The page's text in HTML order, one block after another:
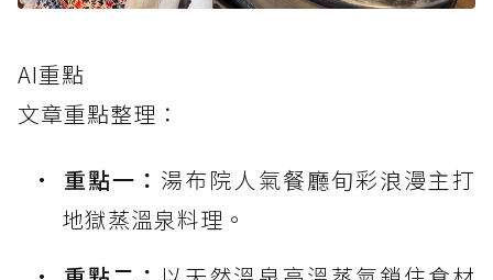
AI重點
文章重點整理：
重點一： 湯布院人氣餐廳旬彩浪漫主打
地獄蒸溫泉料理。